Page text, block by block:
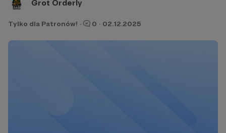
Grot Orderly
Tylko dla Patronów! · 0 · 02.12.2025